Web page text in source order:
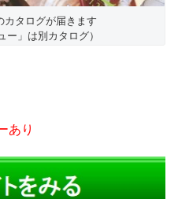
カタログが届きます
ー」は別カタログ）
あり